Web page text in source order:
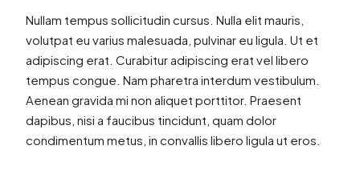
Nullam tempus sollicitudin cursus. Nulla elit mauris,
volutpat eu varius malesuada, pulvinar eu ligula. Ut et
adipiscing erat. Curabitur adipiscing erat vel libero
tempus congue. Nam pharetra interdum vestibulum.
Aenean gravida mi non aliquet porttitor. Praesent
dapibus, nisi a faucibus tincidunt, quam dolor
condimentum metus, in convallis libero ligula ut eros.